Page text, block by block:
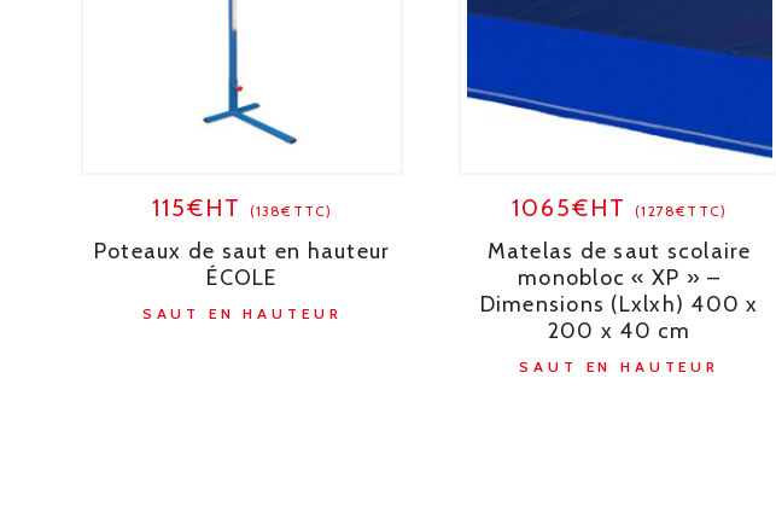
115€HT (138€TTC)
Poteaux de saut en hauteur
ÉCOLE
SAUT EN HAUTEUR
1065€HT(1278€TTC)
Matelas de saut scolaire
monobloc « XP » –
Dimensions (Lxlxh) 400 x
200 x 40 cm
SAUT EN HAUTEUR